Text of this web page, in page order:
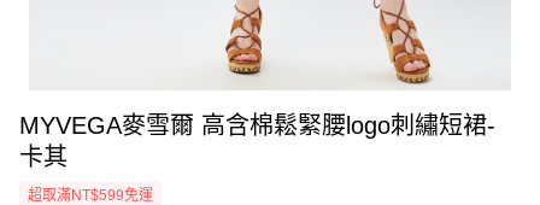
MYVEGA麥雪爾 高含棉鬆緊腰logo刺繡短裙-
卡其
超取滿NT$599免運